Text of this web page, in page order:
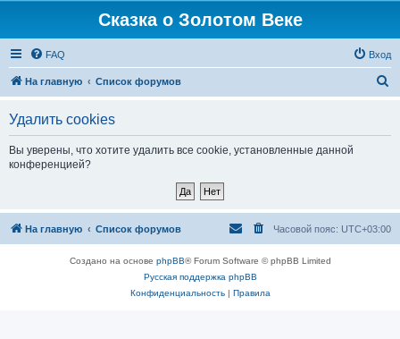
Сказка о Золотом Веке
FAQ Вход
На главную Список форумов
Удалить cookies
Вы уверены, что хотите удалить все cookie, установленные данной
конференцией?
На главную Список форумов Часовой пояс: UTC+03:00
Создано на основе phpBB® Forum Software © phpBB Limited
Русская поддержка phpBB
Конфиденциальность| Правила